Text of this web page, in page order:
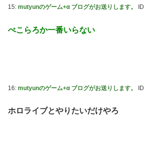
池田瑛紗ちゃんが｢真珠の耳飾りの少
【朗報】山﨑愛生「けんぱなぱっぱぱ
15: mutyunのゲーム+α ブログがお送りします。
ぺこらろか一番いらない
16: mutyunのゲーム+α ブログがお送りします。
ホロライブとやりたいだけやろ